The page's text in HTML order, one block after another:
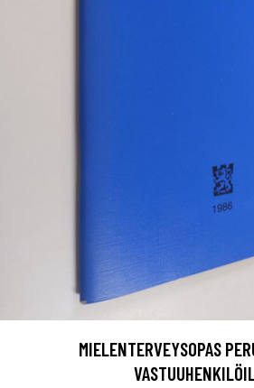
MIELENTERVEYSOPAS